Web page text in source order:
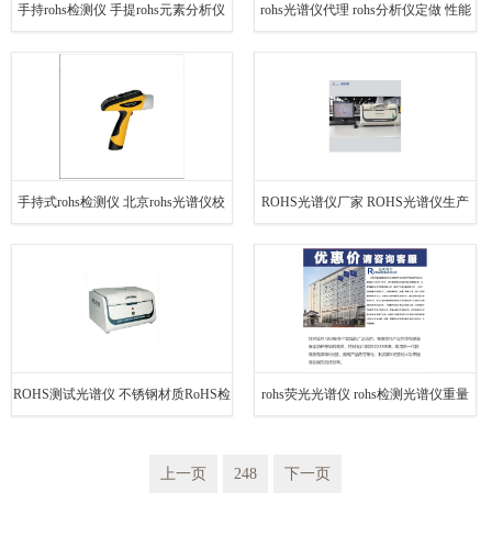
手持rohs检测仪 手提rohs元素分析仪 rohs光谱仪代理 rohs分析仪定做 性能
手持式rohs检测仪 北京rohs光谱仪校 ROHS光谱仪厂家 ROHS光谱仪生产
ROHS测试光谱仪 不锈钢材质RoHS检 rohs荧光光谱仪 rohs检测光谱仪重量
上一页 248 下一页